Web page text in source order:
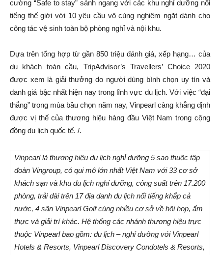
cường “Safe to stay” sánh ngang với các khu nghỉ dưỡng nổi
tiếng thế giới với 10 yêu cầu vô cùng nghiêm ngặt dành cho
công tác vệ sinh toàn bộ phòng nghỉ và nội khu.
Dựa trên tổng hợp từ gần 850 triệu đánh giá, xếp hạng… của
du khách toàn cầu, TripAdvisor’s Travellers’ Choice 2020
được xem là giải thưởng do người dùng bình chọn uy tín và
danh giá bậc nhất hiện nay trong lĩnh vực du lịch. Với việc “đại
thắng” trong mùa bầu chọn năm nay, Vinpearl càng khẳng định
được vị thế của thương hiệu hàng đầu Việt Nam trong cộng
đồng du lịch quốc tế. /.
Vinpearl là thương hiệu du lịch nghỉ dưỡng 5 sao thuộc tập
đoàn Vingroup, có qui mô lớn nhất Việt Nam với33cơ sở
khách sạn và khu du lịch nghỉ dưỡng, công suất trên 17.200
phòng, trải dài trên 17 địa danh du lịch nổi tiếng khắp cả
nước, 4 sân Vinpearl Golf cùng nhiều cơ sở về hội họp, ẩm
thực và giải trí khác. Hệ thống các nhánh thương hiệu trực
thuộc Vinpearlbao gồm: du lịch – nghỉ dưỡng với Vinpearl
Hotels & Resorts, Vinpearl Discovery Condotels & Resorts,